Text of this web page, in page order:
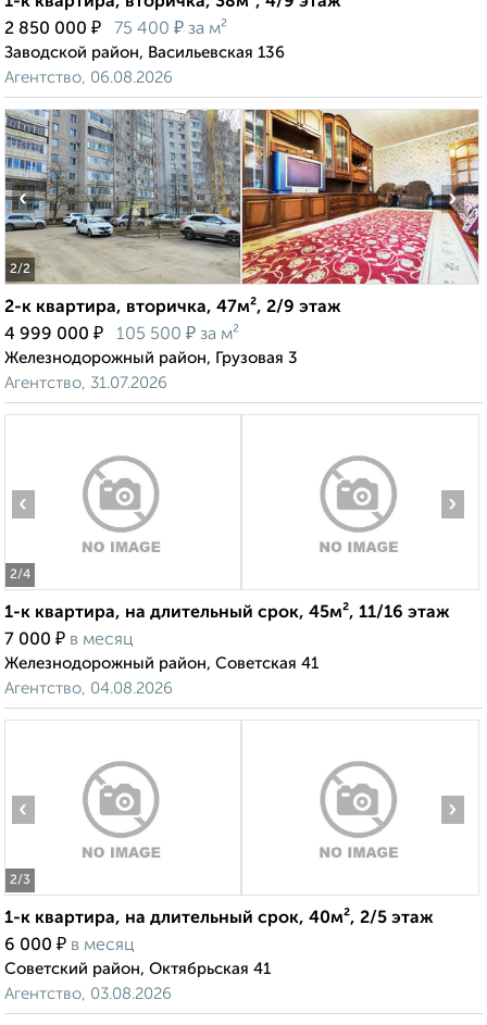
2 850 000 ₽ 75 400 ₽ за м²
Заводской район, Васильевская 136
Агентство, 06.08.2026
2/2
‹ ›
2-к квартира, вторичка, 47м², 2/9 этаж
4 999 000 ₽ 105 500 ₽ за м²
Железнодорожный район, Грузовая 3
Агентство, 31.07.2026
2/4
‹ ›
1-к квартира, на длительный срок, 45м², 11/16 этаж
7 000 ₽ в месяц
Железнодорожный район, Советская 41
Агентство, 04.08.2026
2/3
‹ ›
1-к квартира, на длительный срок, 40м², 2/5 этаж
6 000 ₽ в месяц
Советский район, Октябрьская 41
Агентство, 03.08.2026